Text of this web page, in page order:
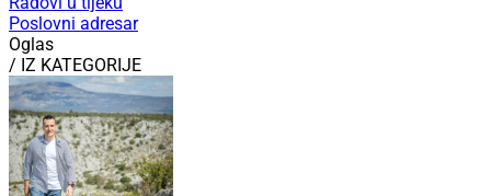
Poslovni adresar
Oglas
/ IZ KATEGORIJE